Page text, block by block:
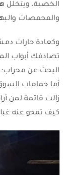
الخصبة، ويتخلل
والمحمصات
وكعادة حارات
تصادفك أبواب
البحث عن
أما حمامات
زالت قائمة لمن
كيف تمحو عنه غبار